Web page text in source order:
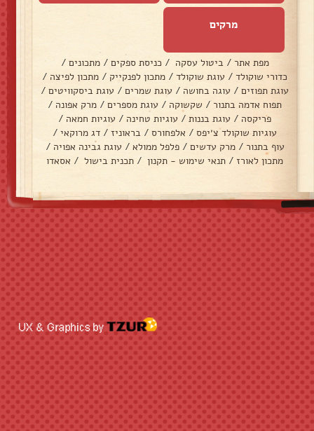
מרקים
מפת אתר / ביטול עסקה / כניסת ספקים / מתכונים /
כדורי שוקולד / עוגת שוקולד / מתכון לפנקייק / מתכון לפיצה /
עוגת תפוזים / עוגה בחושה / עוגת שמרים / עוגת ביסקוויטים /
תפוח אדמה בתנור/ שקשוקה / עוגת מספרים / מרק אפונה /
פריקסה / עוגת בננות / עוגיות טחינה / עוגיות חמאה /
עוגיות שוקולד צ׳יפס / אלפחורס / בראוניז / דג מרוקאי /
עוף בתנור / מרק עדשים / פלפל ממולא / עוגת גבינה אפויה /
מתכון לאורז / תנאי שימוש - תקנון / תכנית בישול / אסאדו